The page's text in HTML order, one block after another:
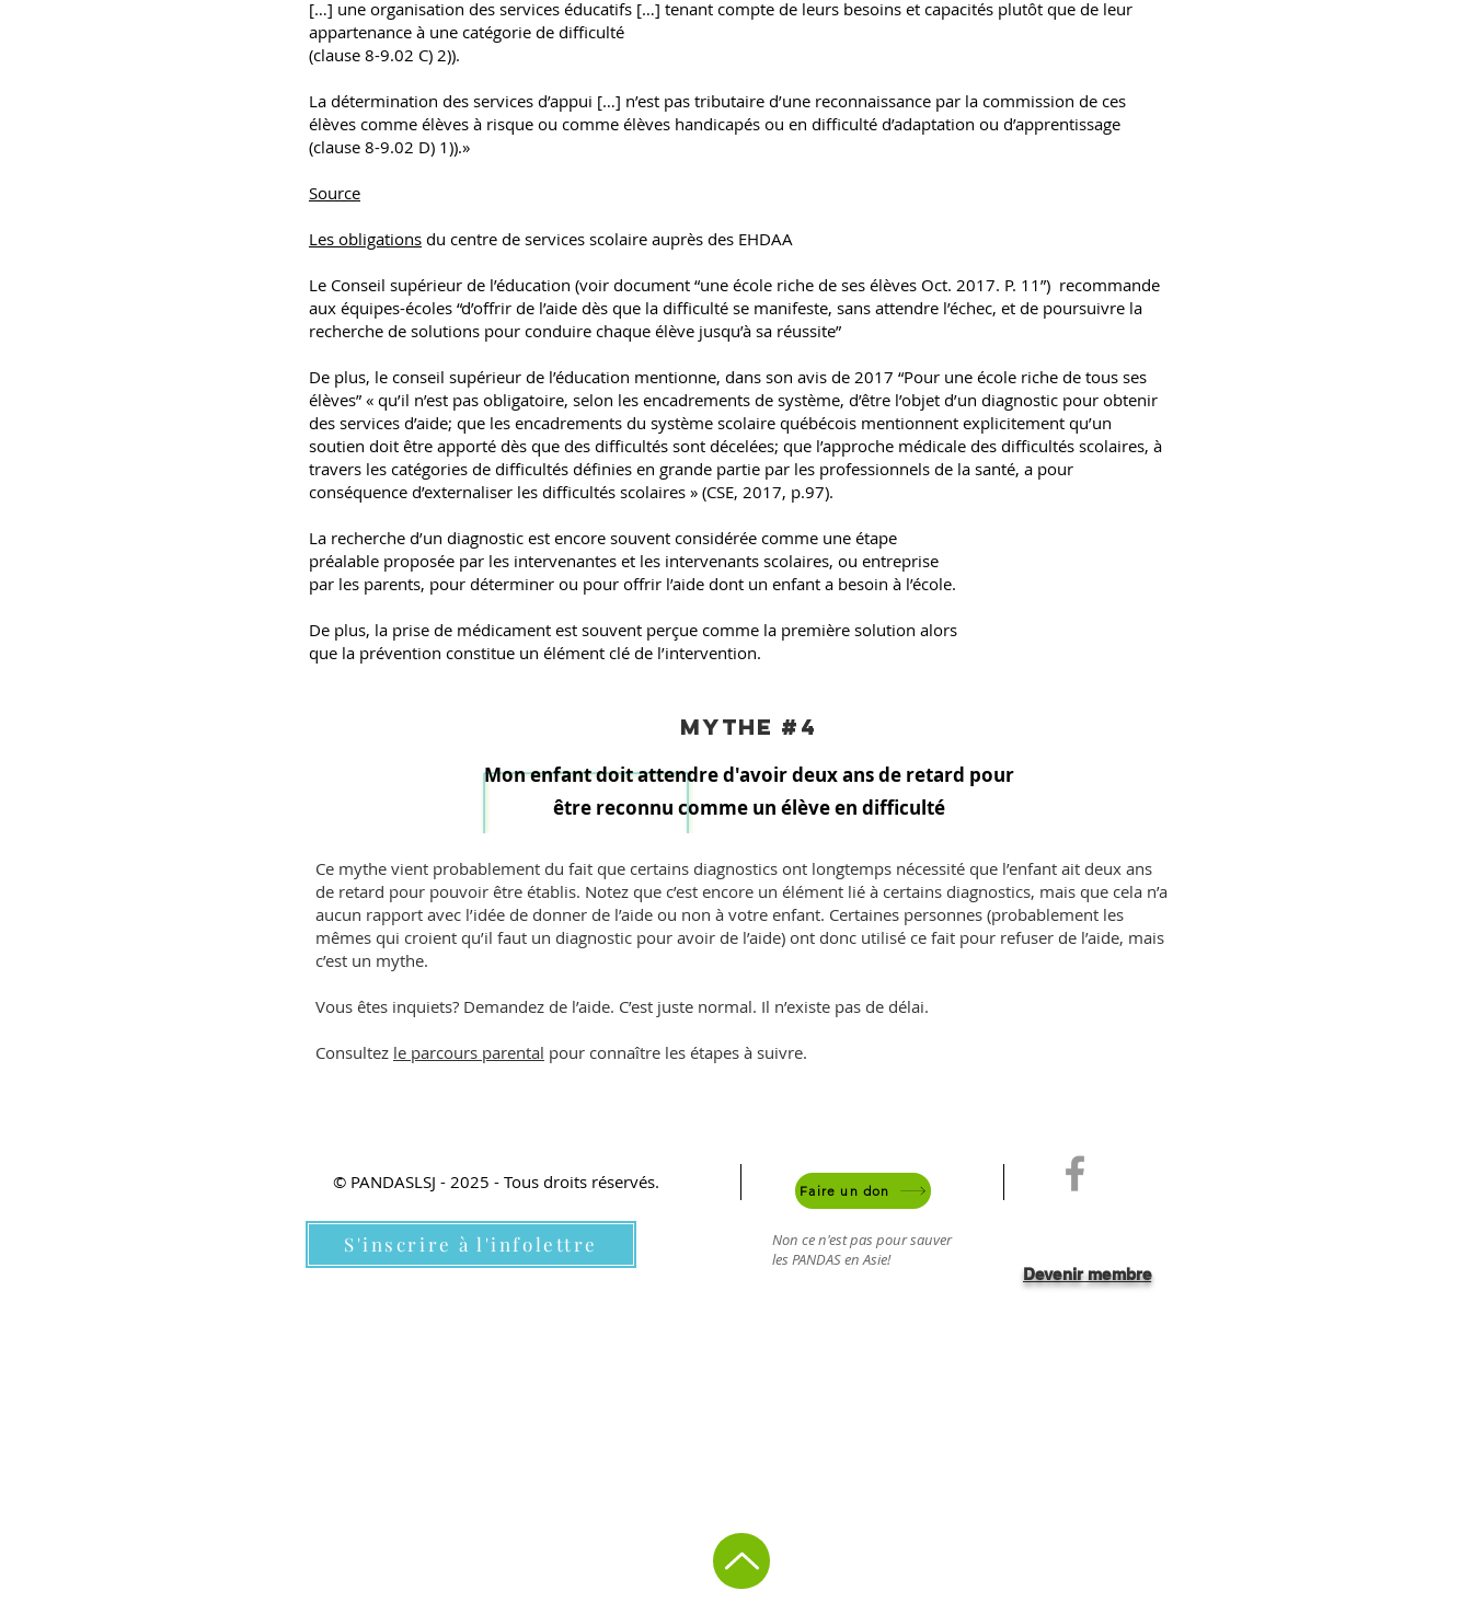
[…] une organisation des services éducatifs […] tenant compte de leurs besoins et capacités plutôt que de leur
appartenance à une catégorie de difficulté
(clause 8-9.02 C) 2)).
La détermination des services d’appui […] n’est pas tributaire d’une reconnaissance par la commission de ces
élèves comme élèves à risque ou comme élèves handicapés ou en difficulté d’adaptation ou d’apprentissage
(clause 8-9.02 D) 1)).»
Source
Les obligations du centre de services scolaire auprès des EHDAA
Le Conseil supérieur de l’éducation (voir document “une école riche de ses élèves Oct. 2017. P. 11”) recommande
aux équipes-écoles “d’offrir de l’aide dès que la difficulté se manifeste, sans attendre l’échec, et de poursuivre la
recherche de solutions pour conduire chaque élève jusqu’à sa réussite”
De plus, le conseil supérieur de l’éducation mentionne, dans son avis de 2017 “Pour une école riche de tous ses
élèves” « qu’il n’est pas obligatoire, selon les encadrements de système, d’être l’objet d’un diagnostic pour obtenir
des services d’aide; que les encadrements du système scolaire québécois mentionnent explicitement qu’un
soutien doit être apporté dès que des difficultés sont décelées; que l’approche médicale des difficultés scolaires, à
travers les catégories de difficultés définies en grande partie par les professionnels de la santé, a pour
conséquence d’externaliser les difficultés scolaires » (CSE, 2017, p.97).
La recherche d’un diagnostic est encore souvent considérée comme une étape
préalable proposée par les intervenantes et les intervenants scolaires, ou entreprise
par les parents, pour déterminer ou pour offrir l’aide dont un enfant a besoin à l’école.
De plus, la prise de médicament est souvent perçue comme la première solution alors
que la prévention constitue un élément clé de l’intervention.
mythe #4
Mon enfant doit attendre d'avoir deux ans de retard pour
être reconnu comme un élève en difficulté
Ce mythe vient probablement du fait que certains diagnostics ont longtemps nécessité que l’enfant ait deux ans
de retard pour pouvoir être établis. Notez que c’est encore un élément lié à certains diagnostics, mais que cela n’a
aucun rapport avec l’idée de donner de l’aide ou non à votre enfant. Certaines personnes (probablement les
mêmes qui croient qu’il faut un diagnostic pour avoir de l’aide) ont donc utilisé ce fait pour refuser de l’aide, mais
c’est un mythe.
Vous êtes inquiets? Demandez de l’aide. C’est juste normal. Il n’existe pas de délai.
Consultez le parcours parental pour connaître les étapes à suivre.
© PANDASLSJ - 2025 - Tous droits réservés.
Non ce n'est pas pour sauver
les PANDAS en Asie!
Devenir membre
Faire un don
S'inscrire à l'infolettre